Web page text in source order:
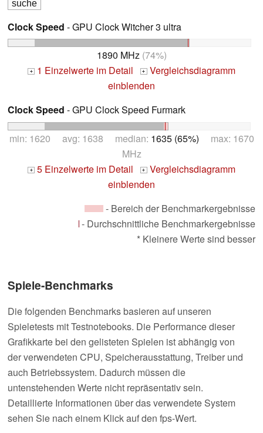
Clock Speed - GPU Clock Witcher 3 ultra
1890 MHz(74%)
+ 1 Einzelwerte im Detail + Vergleichsdiagramm
einblenden
Clock Speed - GPU Clock Speed Furmark
min: 1620 avg: 1638 median: 1635 (65%) max: 1670
MHz
+ 5 Einzelwerte im Detail + Vergleichsdiagramm
einblenden
- Bereich der Benchmarkergebnisse
- Durchschnittliche Benchmarkergebnisse
* Kleinere Werte sind besser
Spiele-Benchmarks
Die folgenden Benchmarks basieren auf unseren
Spieletests mit Testnotebooks. Die Performance dieser
Grafikkarte bei den gelisteten Spielen ist abhängig von
der verwendeten CPU, Speicherausstattung, Treiber und
auch Betriebssystem. Dadurch müssen die
untenstehenden Werte nicht repräsentativ sein.
Detaillierte Informationen über das verwendete System
sehen Sie nach einem Klick auf den fps-Wert.